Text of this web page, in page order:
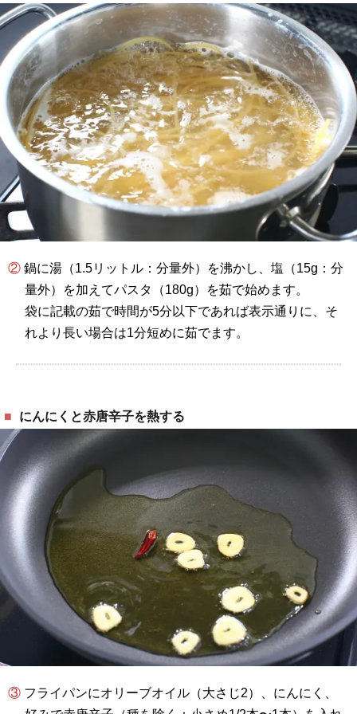
② 鍋に湯（1.5リットル：分量外）を沸かし、塩（15g：分
量外）を加えてパスタ（180g）を茹で始めます。
袋に記載の茹で時間が5分以下であれば表示通りに、そ
れより長い場合は1分短めに茹でます。
にんにくと赤唐辛子を熱する
③ フライパンにオリーブオイル（大さじ2）、にんにく、